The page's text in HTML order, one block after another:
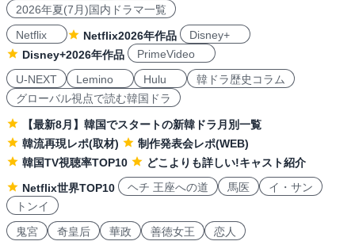
2026年夏(7月)国内ドラマ一覧
Netflix
Netflix2026年作品
Disney+
Disney+2026年作品
PrimeVideo
U-NEXT
Lemino Hulu
韓ドラ歴史コラム
グローバル視点で読む韓国ドラ
【最新8月】韓国でスタートの新韓ドラ月別一覧
韓流再現レポ(取材)
制作発表会レポ(WEB)
韓国TV視聴率TOP10
どこよりも詳しい!キャスト紹介
Netflix世界TOP10
ヘチ 王座への道 馬医
イ・サン
トンイ
鬼宮
奇皇后 華政 善徳女王 恋人